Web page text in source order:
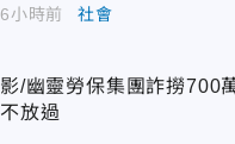
6小時前 社會
影/幽靈勞保集團詐撈
不放過